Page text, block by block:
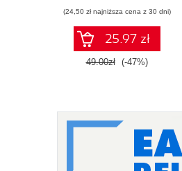
(24,50 zł najniższa cena z 30 dni)
25.97 zł
49.00zł (-47%)